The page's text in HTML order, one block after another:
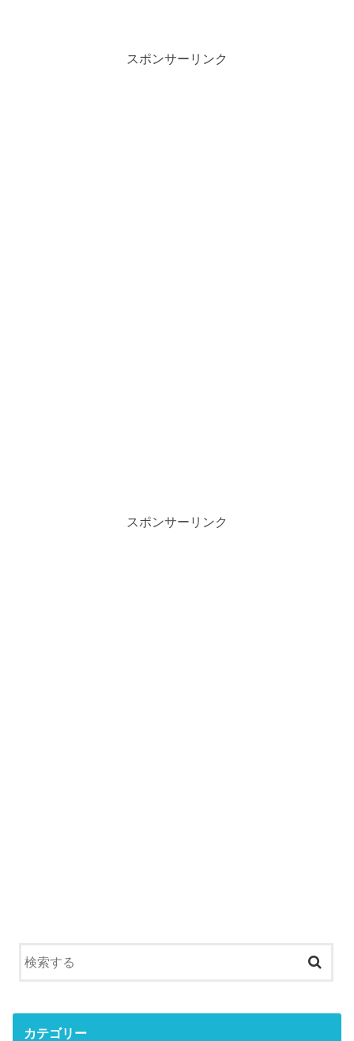
スポンサーリンク
スポンサーリンク
カテゴリー